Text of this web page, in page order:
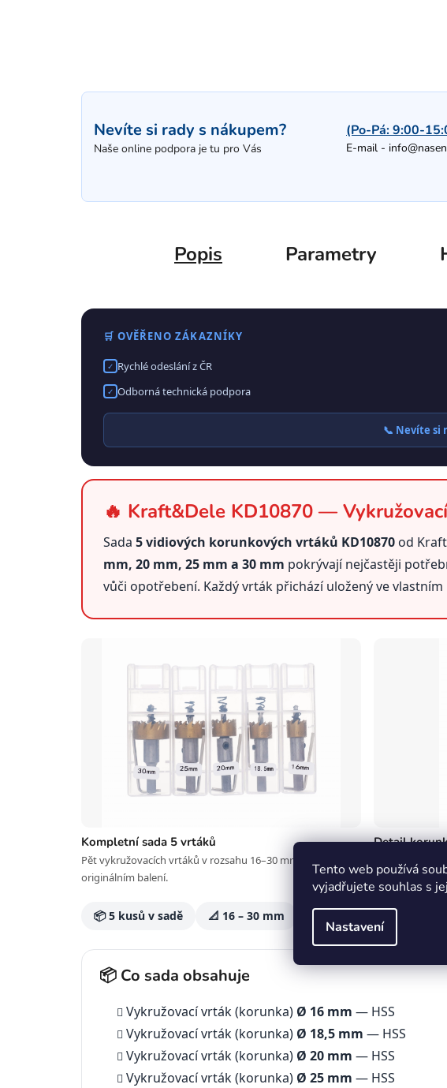
Tento web používá
vyjadřujete souhlas s
Nastavení
Nevíte si rady s nákupem?
Naše online podpora je tu pro Vás
(Po-Pá: 9:00-
E-mail -
Popis Parametry
🛒 OVĚŘENO ZÁKAZNÍKY
✓ Rychlé odeslání z ČR
✓ Odborná technická podpora
📞 Nevíte si
🔥 Kraft&Dele KD10870 —
Sada 5 vidiových korunkových vrtáků KD10870 od
mm, 20 mm, 25 mm a 30 mm pokrývají nejčastěji
vůči opotřebení. Každý vrták přichází uložený ve
Kompletní sada 5 vrtáků
Pět vykružovacích vrtáků v rozsahu 16–30 mm v jednom
originálním balení.
Detail
Precizně
otvory.
📦 5 kusů v sadě 📐 16 – 30 mm ⚙️ Materiál: HSS
📦 Co sada obsahuje
Vykružovací vrták (korunka) Ø 16 mm — HSS
Vykružovací vrták (korunka) Ø 18,5 mm — HSS
Vykružovací vrták (korunka) Ø 20 mm — HSS
Vykružovací vrták (korunka) Ø 25 mm — HSS